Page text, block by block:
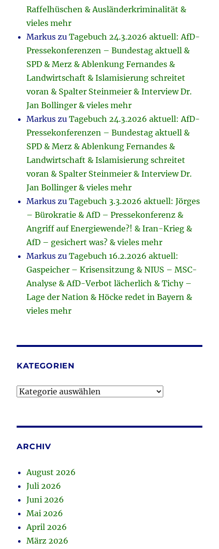
Raffelhüschen & Ausländerkriminalität &
vieles mehr
Markus zuTagebuch 24.3.2026 aktuell: AfD-
Pressekonferenzen – Bundestag aktuell &
SPD & Merz & Ablenkung Fernandes &
Landwirtschaft & Islamisierung schreitet
voran & Spalter Steinmeier & Interview Dr.
Jan Bollinger & vieles mehr
Markus zuTagebuch 24.3.2026 aktuell: AfD-
Pressekonferenzen – Bundestag aktuell &
SPD & Merz & Ablenkung Fernandes &
Landwirtschaft & Islamisierung schreitet
voran & Spalter Steinmeier & Interview Dr.
Jan Bollinger & vieles mehr
Markus zuTagebuch 3.3.2026 aktuell: Jörges
– Bürokratie & AfD – Pressekonferenz &
Angriff auf Energiewende?! & Iran-Krieg &
AfD – gesichert was? & vieles mehr
Markus zuTagebuch 16.2.2026 aktuell:
Gaspeicher – Krisensitzung & NIUS – MSC-
Analyse & AfD-Verbot lächerlich & Tichy –
Lage der Nation & Höcke redet in Bayern &
vieles mehr
KATEGORIEN
Kategorien
ARCHIV
August 2026
Juli 2026
Juni 2026
Mai 2026
April 2026
März 2026